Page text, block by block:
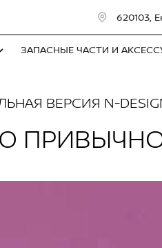
620103,
ЗАПАСНЫЕ ЧАСТИ И
ВЕРСИЯ N-